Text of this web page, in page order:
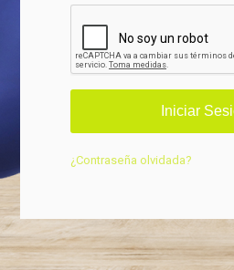
¿Contraseña olvidada?